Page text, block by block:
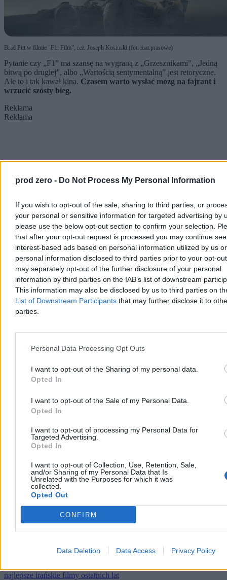
prod zero - Do Not Process My Personal Information
If you wish to opt-out of the sale, sharing to third parties, or
your personal or sensitive information for targeted advertising by
please use the below opt-out section to confirm your selection.
that after your opt-out request is processed you may continue
interest-based ads based on personal information utilized by us or
personal information disclosed to third parties prior to your opt-
may separately opt-out of the further disclosure of your personal
information by third parties on the IAB’s list of downstream
This information may also be disclosed by us to third parties on
List of Downstream Participants that may further disclose it to
parties.
Personal Data Processing Opt Outs
I want to opt-out of the Sharing of my personal data.
Opted In
I want to opt-out of the Sale of my Personal Data.
Opted In
I want to opt-out of processing my Personal Data for
Targeted Advertising.
Opted In
I want to opt-out of Collection, Use, Retention, Sale,
and/or Sharing of my Personal Data that Is
Unrelated with the Purposes for which it was
collected.
Opted Out
CONFIRM
Data Deletion Data Access Privacy Policy
Brad Pitt w filmie "F1: Film", reż. Joseph Kosinski (fot. mat.prasowe)
Pytanie czy „F1” ma szansę na wygraną z „Grzesznikami”, „Jedną
bitwą po drugiej”, albo „Wartością sentymentalną” jest retoryczne.
Ale to i tak kawał kina. Czasem warto wysłać mózg na fajrant i
wrzucić szósty bieg.
Reklama
Reklama
To jedna z ostatnich, „tradycyjnych”
oscarowych ceremonii
Problemy z tożsamością, lecąca na łeb na szyję oglądalność,
anachroniczna formuła… To zaledwie wierzchołek góry lodowej
problemów, z którymi borykają się dziś Oscary. Tegoroczna
ceremonia będzie więc jedną z ostatnich w znajomej formule.
Już od 2029 r. Oscary przenoszą się z pasm telewizji liniowej na
YouTube. Jakie zmiany w konwencji wymusi ten transfer? Tego
jeszcze nie wiadomo. Póki co pozostaje więc cieszyć się brokatem,
będzie nim komik i prezenter Conan O’Brien.
najlepsze irańskie filmy ostatnich lat